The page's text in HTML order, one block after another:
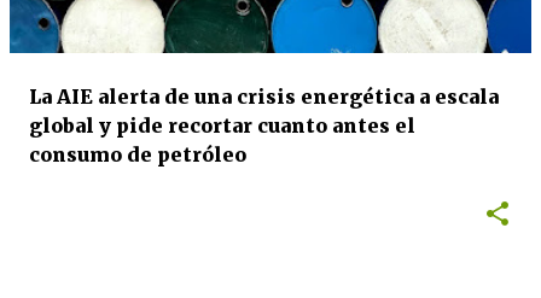
La AIE alerta de una crisis energética a escala
global y pide recortar cuanto antes el
consumo de petróleo